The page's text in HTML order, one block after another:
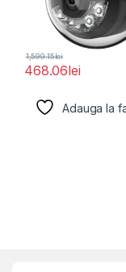
468.06lei
1,599.15lei
Adauga la